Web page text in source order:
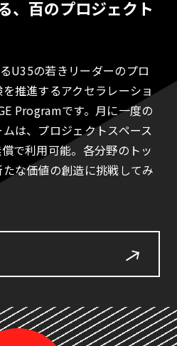
、百のプロジェクト
U35の若きリーダーのプロ
推進するアクセラレーショ
Programです。月に一度の
は、プロジェクトスペース
で利用可能。各分野のトッ
な価値の創造に挑戦してみ